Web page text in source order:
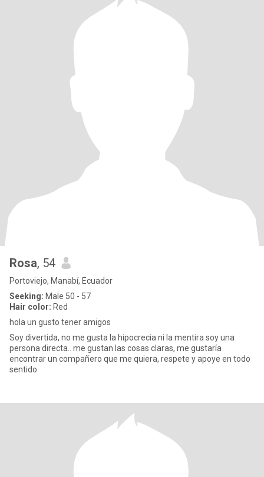
Rosa, 54
Portoviejo, Manabí, Ecuador
Seeking: Male 50 - 57
Hair color: Red
hola un gusto tener amigos
Soy divertida, no me gusta la hipocrecia ni la mentira soy una
persona directa.. me gustan las cosas claras, me gustaría
encontrar un compañero que me quiera, respete y apoye en todo
sentido